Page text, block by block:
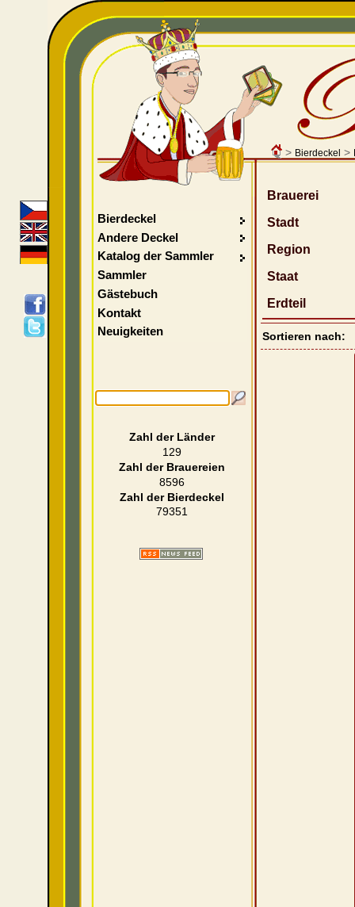
> Bierdeckel >
Brauerei
Stadt
Region
Staat
Erdteil
Sortieren nach:
Bierdeckel
Andere Deckel
Katalog der Sammler
Sammler
Gästebuch
Kontakt
Neuigkeiten
Zahl der Länder
129
Zahl der Brauereien
8596
Zahl der Bierdeckel
79351